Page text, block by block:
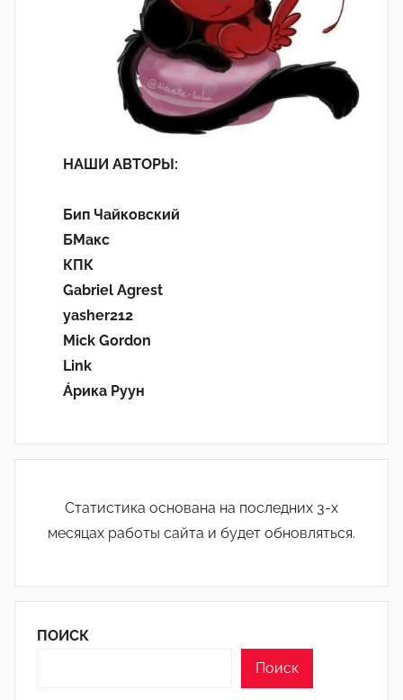
НАШИ АВТОРЫ:
Бип Чайковский
БМакс
КПК
Gabriel Agrest
yasher212
Mick Gordon
Link
Áрика Руун
Статистика основана на последних 3-х
месяцах работы сайта и будет обновляться.
ПОИСК
Поиск